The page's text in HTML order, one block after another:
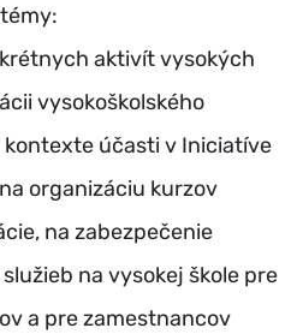
aktivít vysokých
vysokoškolského
účasti v Iniciatíve
organizáciu kurzov
na zabezpečenie
na vysokej škole pre
a pre zamestnancov